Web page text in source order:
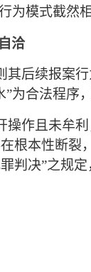
模式截然相
洽
其后续报案
”为合法程序
操作且未牟
根本性断裂
判决”之规